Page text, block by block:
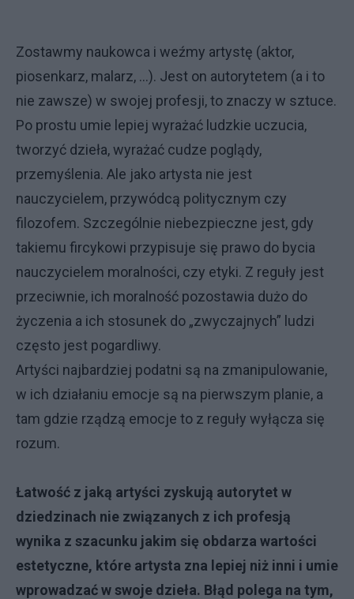
Zostawmy naukowca i weźmy artystę (aktor,
piosenkarz, malarz, …). Jest on autorytetem (a i to
nie zawsze) w swojej profesji, to znaczy w sztuce.
Po prostu umie lepiej wyrażać ludzkie uczucia,
tworzyć dzieła, wyrażać cudze poglądy,
przemyślenia. Ale jako artysta nie jest
nauczycielem, przywódcą politycznym czy
filozofem. Szczególnie niebezpieczne jest, gdy
takiemu fircykowi przypisuje się prawo do bycia
nauczycielem moralności, czy etyki. Z reguły jest
przeciwnie, ich moralność pozostawia dużo do
życzenia a ich stosunek do „zwyczajnych” ludzi
często jest pogardliwy.
Artyści najbardziej podatni są na zmanipulowanie,
w ich działaniu emocje są na pierwszym planie, a
tam gdzie rządzą emocje to z reguły wyłącza się
rozum.
Łatwość z jaką artyści zyskują autorytet w
dziedzinach nie związanych z ich profesją
wynika z szacunku jakim się obdarza wartości
estetyczne, które artysta zna lepiej niż inni i umie
wprowadzać w swoje dzieła. Błąd polega na tym,